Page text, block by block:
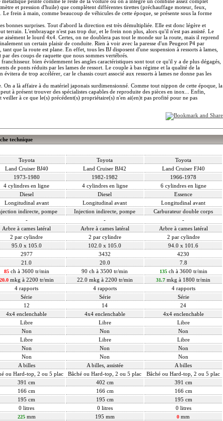
et pression d'huile) que complètent différentes tirettes (préchauffage moteur, feux,
Le frein à main, comme beaucoup de véhicules de cette époque, se présente sous la forme
bonnes surprises. Tout d'abord la direction est très démultipliée. Elle est donc légère et
terrain. L'embrayage n'est pas trop dur, et le frein non plus, alors qu'il n'est pas assisté. Le
aisément le lourd 4x4. Certes, on ne doublera pas tout le monde sur la route, mais il reprend
un certain plaisir de conduite. Rien à voir avec la paresse d'un Peugeot P4 par
que la route est plane. En effet, tous les BJ disposent d'une suspension à ressorts à lames,
des coups de raquette que nous sommes vertébrés.
bien évidemment les angles caractéristiques sont tout ce qu'il y a de plus dégagés,
de ponts réduits par les lames de ressort. Le couple à bas régime et la qualité de la
de trop accélérer, car le chassis court associé aux ressorts à lames ne donne pas les
On a là affaire à du matériel japonais surdimensionné. Comme tout nippon de cette époque, la
à présent trouver des spécialistes capables de reproduite des pièces en inox... Enfin,
à ce que le(s) précédent(s) propriétaire(s) n'en ai(en)t pas profité pour ne pas
technique
Toyota Toyota
Toyota
Land Cruiser BJ40 Land Cruiser BJ42
Land Cruiser FJ40
1973-1980 1982-1982
1966-1978
4 cylindres en ligne 4 cylindres en ligne
6 cylindres en ligne
Diesel Diesel
Essence
Longitudinal avant Longitudinal avant
Longitudinal avant
indirecte, pompe Injection indirecte, pompe
Carburateur double corps
- -
-
Arbre à cames latéral Arbre à cames latéral
Arbre à cames latéral
2 par cylindre 2 par cylindre
2 par cylindre
95.0 x 105.0 102.0 x 105.0
94.0 x 101.6
2977 3432
4230
21.0 20.0
7.8
85ch à 3600 tr/min 90 ch à 3500 tr/min 135ch à 3600 tr/min
20.0mkg à 2200 tr/min 22.0 mkg à 2200 tr/min 31.7 mkg à 1800 tr/min
4 rapports 4 rapports
4 rapports
Série Série
Série
12 14
24
4x4 enclenchable 4x4 enclenchable
4x4 enclenchable
Libre Libre
Libre
Non Non
Non
Libre Libre
Libre
Non Non
Non
Non Non
Non
A billes A billes, assistée
A billes
ou Hard-top, 2 ou 5 plac Bâché ou Hard-top, 2 ou 5 plac
Bâché ou Hard-top, 2 ou 5 plac
391 cm 402 cm
391 cm
166 cm 166 cm
166 cm
195 cm 195 cm
195 cm
0 litres 0 litres
0 litres
225mm 195 mm 0 mm